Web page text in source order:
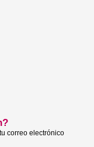
correo electrónico